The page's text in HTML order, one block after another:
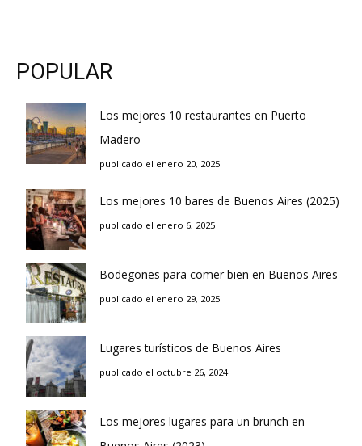
POPULAR
Los mejores 10 restaurantes en Puerto
Madero
publicado el enero 20, 2025
Los mejores 10 bares de Buenos Aires (2025)
publicado el enero 6, 2025
Bodegones para comer bien en Buenos Aires
publicado el enero 29, 2025
Lugares turísticos de Buenos Aires
publicado el octubre 26, 2024
Los mejores lugares para un brunch en